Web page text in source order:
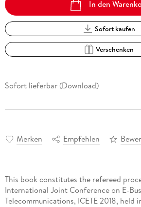
In den
Sofort kaufen
Verschenken
Sofort lieferbar (Download)
Merken Empfehlen
This book constitutes the refereed
International Joint Conference on E-
Telecommunications, ICETE 2018, held